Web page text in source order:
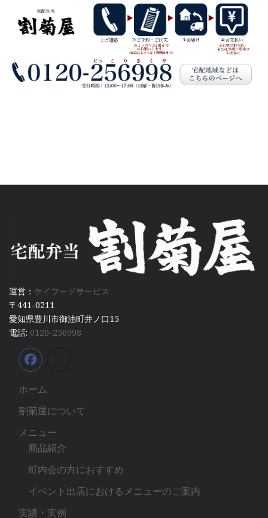
運営： ケイフードサービス
〒441-0211
愛知県豊川市御油町井ノ口15
電話: 0120-256998
ホーム
割菊屋について
メニュー
商品紹介
町内会の方におすすめ
イベント出店におけるメニューのご案内
実績・実例